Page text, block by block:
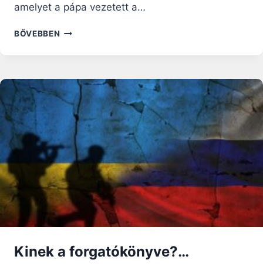
amelyet a pápa vezetett a…
BŐVEBBEN A
AZ
ELTÉRŐ
FELEKEZETŰ
KERESZTÉNYEKET
LEÓ
PÁPA
HOMÍLIÁJA
Kinek a forgatókönyve?…